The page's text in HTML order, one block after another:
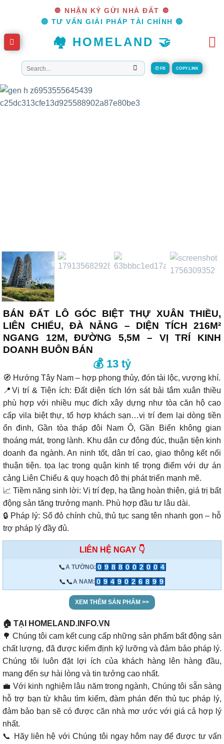
content
🔘 NHẬN KÝ GỬI NHÀ ĐẤT 🔘
🔵 TƯ VẤN GIẢI PHÁP TÀI CHÍNH 🔵
🏘️ HOMELAND 🤝
Tìm
kiếm:
Ⓕ FB COPY LINK
BÁN ĐẤT LÔ GÓC BIỆT THỰ XUÂN THIỀU,
LIÊN CHIỂU, ĐÀ NẴNG – DIỆN TÍCH 216M²
NGANG 12M, ĐƯỜNG 5,5M – VỊ TRÍ KINH
DOANH BUÔN BÁN
💰 13 tỷ
🧭 Hướng Tây Nam – hợp phong thủy, đón tài lộc, vượng khí.
📍Vị trí & Tiện ích: Đất diện tích lớn sát bải tắm xuân thiều
phù hợp với nhiều mục đích xây dựng như tòa căn hộ cao
cấp vila biệt thự, tổ hợp khách sạn…vị trí đem lại dòng tiền
ổn đinh, Gần tòa tháp đôi Nam Ô, Gần Biển không gian
thoáng mát, trong lành. Khu dân cư đông đúc, thuận tiện kinh
doanh đa ngành. An ninh tốt, dân trí cao, giao thông kết nối
thuận tiện. tọa lạc trong quận kinh tế trọng điểm với dự án
cảng Liên Chiểu & quy hoạch đô thị phát triển mạnh mẽ.
📈 Tiềm năng sinh lời: Vị trí đẹp, hạ tầng hoàn thiện, giá trị bất
động sản tăng trưởng mạnh. Phù hợp đầu tư lâu dài.
🔒 Pháp lý: Sổ đỏ chính chủ, thủ tục sang tên nhanh gọn – hỗ
trợ pháp lý đầy đủ.
LIÊN HỆ NGAY 👇
📞A TƯỜNG: 0 9 8 8 0 0 2 0 0 4
📞📞A NAM: 0 9 4 9 0 2 6 8 9 9
XEM THÊM SẢN PHẨM >>
🏠 TẠI HOMELAND.INFO.VN
🌳 Chúng tôi cam kết cung cấp những sản phẩm bất động sản
chất lượng, đã được kiểm định kỹ lưỡng và đảm bảo pháp lý.
Chúng tôi luôn đặt lợi ích của khách hàng lên hàng đầu,
mang đến sự hài lòng và tin tưởng cao nhất.
💼 Với kinh nghiệm lâu năm trong ngành, Chúng tôi sẵn sàng
hỗ trợ bạn từ khâu tìm kiếm, đàm phán đến thủ tục pháp lý,
đảm bảo bạn sẽ có được căn nhà mơ ước với giá cả hợp lý
nhất.
📞 Hãy liên hệ với Chúng tôi ngay hôm nay để được tư vấn